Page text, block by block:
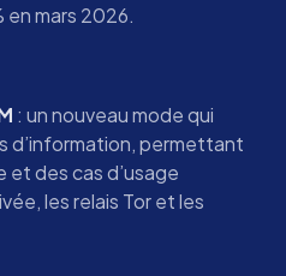
en mars 2026.
: un nouveau mode qui
d’information, permettant
des cas d’usage
les relais Tor et les